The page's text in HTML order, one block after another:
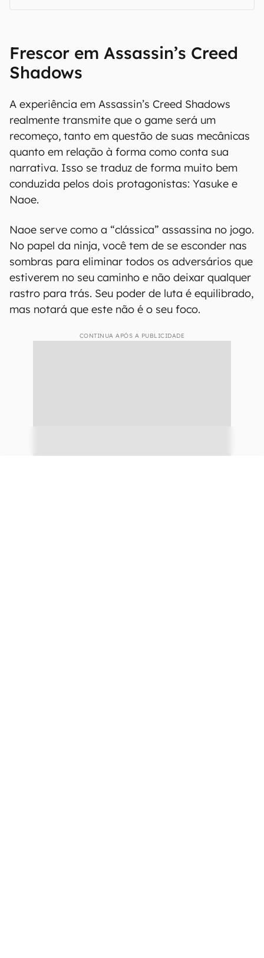
Frescor em Assassin’s Creed
Shadows
A experiência em Assassin’s Creed Shadows
realmente transmite que o game será um
recomeço, tanto em questão de suas mecânicas
quanto em relação à forma como conta sua
narrativa. Isso se traduz de forma muito bem
conduzida pelos dois protagonistas: Yasuke e
Naoe.
Naoe serve como a “clássica” assassina no jogo.
No papel da ninja, você tem de se esconder nas
sombras para eliminar todos os adversários que
estiverem no seu caminho e não deixar qualquer
rastro para trás. Seu poder de luta é equilibrado,
mas notará que este não é o seu foco.
CONTINUA APÓS A PUBLICIDADE